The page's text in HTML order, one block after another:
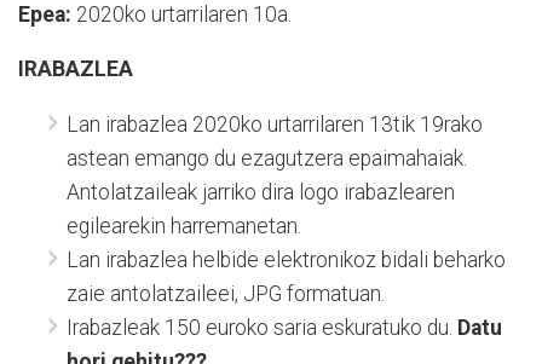
Epea: 2020ko urtarrilaren 10a.
IRABAZLEA
Lan irabazlea 2020ko urtarrilaren 13tik 19rako
astean emango du ezagutzera epaimahaiak.
Antolatzaileak jarriko dira logo irabazlearen
egilearekin harremanetan.
Lan irabazlea helbide elektronikoz bidali beharko
zaie antolatzaileei, JPG formatuan.
Irabazleak 150 euroko saria eskuratuko du. Datu